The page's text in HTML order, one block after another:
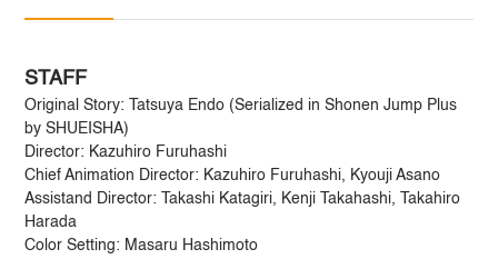
STAFF
Original Story: Tatsuya Endo (Serialized in Shonen Jump Plus
by SHUEISHA)
Director: Kazuhiro Furuhashi
Chief Animation Director: Kazuhiro Furuhashi, Kyouji Asano
Assistand Director: Takashi Katagiri, Kenji Takahashi, Takahiro
Harada
Color Setting: Masaru Hashimoto